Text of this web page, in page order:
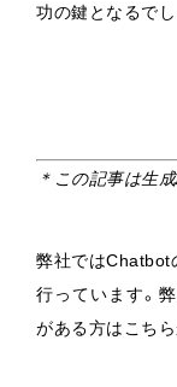
功の鍵となるでし
＊この記事は生
弊社ではChatbot
行っています。
がある方はこちら